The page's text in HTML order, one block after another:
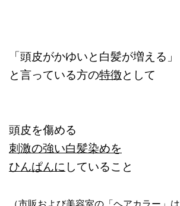
「頭皮がかゆいと白髪が増える」
と言っている方の特徴として
頭皮を傷める
刺激の強い白髪染めを
ひんぱんに していること